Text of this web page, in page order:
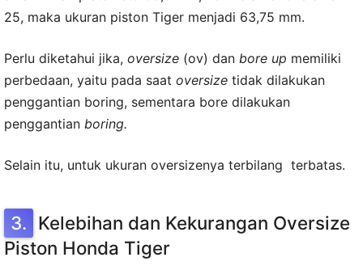
25, maka ukuran piston Tiger menjadi 63,75 mm.
Perlu diketahui jika, oversize (ov) dan bore up memiliki
perbedaan, yaitu pada saat oversize tidak dilakukan
penggantian boring, sementara bore dilakukan
penggantian boring.
Selain itu, untuk ukuran oversizenya terbilang terbatas.
Kelebihan dan Kekurangan Oversize
Piston Honda Tiger